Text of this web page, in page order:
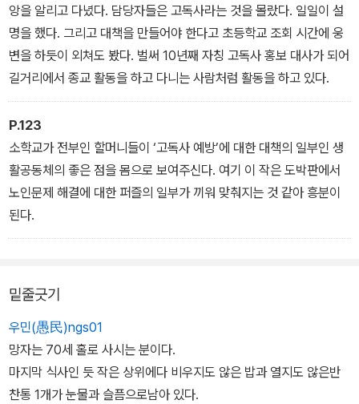
앙을 알리고 다녔다. 담당자들은 고독사라는 것을 몰랐다. 일일이 설
명을 했다. 그리고 대책을 만들어야 한다고 초등학교 조회 시간에 웅
변을 하듯이 외쳐도 봤다. 벌써 10년째 자칭 고독사 홍보 대사가 되어
길거리에서 종교 활동을 하고 다니는 사람처럼 활동을 하고 있다.
P.123
소학교가 전부인 할머니들이 ‘고독사 예방’에 대한 대책의 일부인 생
활공동체의 좋은 점을 몸으로 보여주신다. 여기 이 작은 도박판에서
노인문제 해결에 대한 퍼즐의 일부가 끼워 맞춰지는 것 같아 흥분이
된다.
밑줄긋기
우민(愚民)ngs01
망자는 70세 홀로 사시는 분이다.
마지막 식사인 듯 작은 상위에다 비우지도 않은 밥과 열지도 않은반
찬통 1개가 눈물과 슬픔으로남아 있다.